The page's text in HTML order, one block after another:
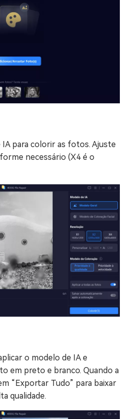
para colorir as fotos. Ajuste
necessário (X4 é o
o modelo de IA e
em preto e branco. Quando a
“Exportar Tudo” para baixar
qualidade.